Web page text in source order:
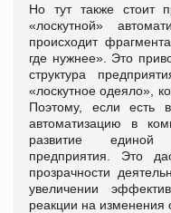
Но тут также стоит
«лоскутной»
происходит
где нужнее». Это
структура
«лоскутное одеяло»,
Поэтому, если есть
автоматизацию в
развитие единой
предприятия. Это
прозрачности
увеличении
реакции на изменения